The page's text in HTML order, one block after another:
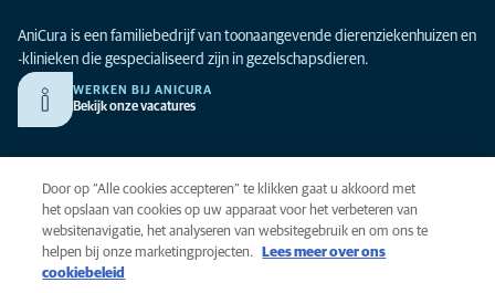
AniCura is een familiebedrijf van toonaangevende dierenziekenhuizen en
-klinieken die gespecialiseerd zijn in gezelschapsdieren.
WERKEN BIJ ANICURA
Bekijk onze vacatures
Privacy
Algemene voorwaarden
Cookies
Toegankelijkheid
Door op “Alle cookies accepteren” te klikken gaat u akkoord met
het opslaan van cookies op uw apparaat voor het verbeteren van
websitenavigatie, het analyseren van websitegebruik en om ons te
helpen bij onze marketingprojecten.
Lees meer over ons
cookiebeleid